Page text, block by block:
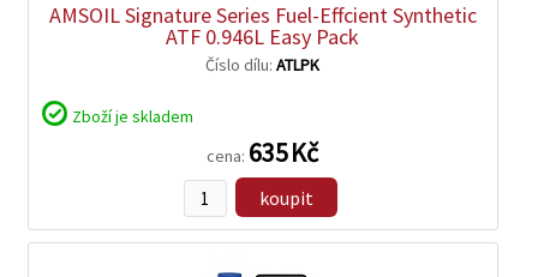
AMSOIL Signature Series Fuel-Effcient Synthetic
ATF 0.946L Easy Pack
cena: 635 Kč
Číslo dílu:ATLPK
koupit
Zboží je skladem